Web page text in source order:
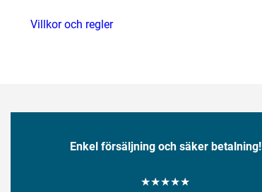
Villkor och regler
Enkel försäljning och säker betalning!
★★★★★